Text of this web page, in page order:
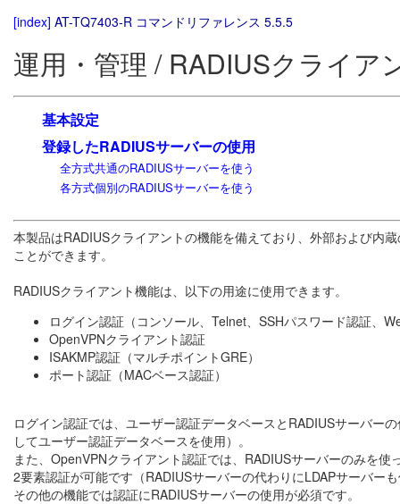
[index] AT-TQ7403-R コマンドリファレンス 5.5.5
運用・管理 / RADIUSクライア
基本設定
登録したRADIUSサーバーの使用
全方式共通のRADIUSサーバーを使う
各方式個別のRADIUSサーバーを使う
本製品はRADIUSクライアントの機能を備えており、外部および内
ことができます。
RADIUSクライアント機能は、以下の用途に使用できます。
ログイン認証（コンソール、Telnet、SSHパスワード認証、
OpenVPNクライアント認証
ISAKMP認証（マルチポイントGRE）
ポート認証（MACベース認証）
ログイン認証では、ユーザー認証データベースとRADIUSサーバー
してユーザー認証データベースを使用）。
また、OpenVPNクライアント認証では、RADIUSサーバーのみを
2要素認証が可能です（RADIUSサーバーの代わりにLDAPサーバー
その他の機能では認証にRADIUSサーバーの使用が必須です。